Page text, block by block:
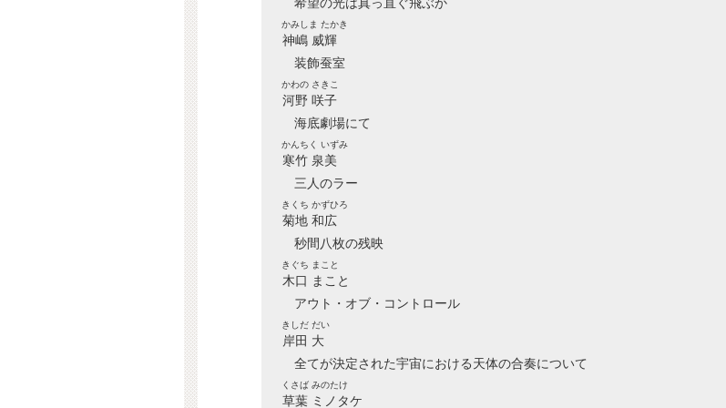
神嶋 威輝
かみしま たかき
装飾蚕室
河野 咲子
かわの さきこ
海底劇場にて
寒竹 泉美
かんちく いずみ
三人のラー
菊地 和広
きくち かずひろ
秒間八枚の残映
木口 まこと
きぐち まこと
アウト・オブ・コントロール
岸田 大
きしだ だい
全てが決定された宇宙における天体の合奏について
草葉 ミノタケ
くさば みのたけ